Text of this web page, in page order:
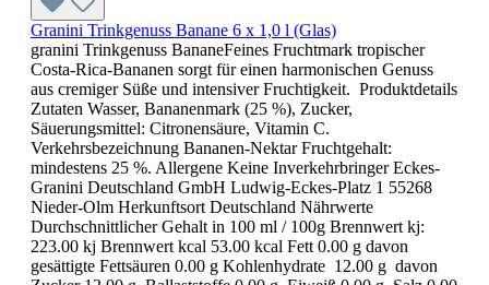
Granini Trinkgenuss Banane 6 x 1,0 l (Glas)
granini Trinkgenuss BananeFeines Fruchtmark tropischer
Costa-Rica-Bananen sorgt für einen harmonischen Genuss
aus cremiger Süße und intensiver Fruchtigkeit. Produktdetails
Zutaten Wasser, Bananenmark (25 %), Zucker,
Säuerungsmittel: Citronensäure, Vitamin C.
Verkehrsbezeichnung Bananen-Nektar Fruchtgehalt:
mindestens 25 %. Allergene Keine Inverkehrbringer Eckes-
Granini Deutschland GmbH Ludwig-Eckes-Platz 1 55268
Nieder-Olm Herkunftsort Deutschland Nährwerte
Durchschnittlicher Gehalt in 100 ml / 100g Brennwert kj:
223.00 kj Brennwert kcal 53.00 kcal Fett 0.00 g davon
gesättigte Fettsäuren 0.00 g Kohlenhydrate 12.00 g davon